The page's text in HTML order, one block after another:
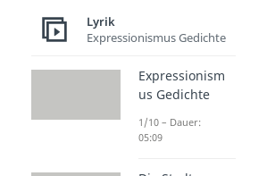
Lyrik
Expressionismus Gedichte
Expressionism
us Gedichte
1/10 – Dauer:
05:09